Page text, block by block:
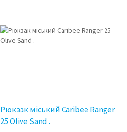
Рюкзак міський Caribee Ranger
25 Olive Sand .